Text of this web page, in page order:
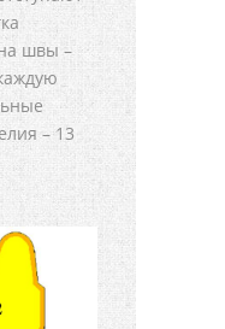
швы –
– 13